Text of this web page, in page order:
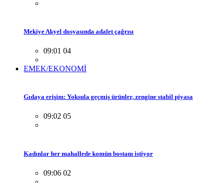
Mekiye Akyel dosyasında adalet çağrısı
09:01 04
EMEK/EKONOMİ
Gıdaya erişim: Yoksula geçmiş ürünler, zengine stabil piyasa
09:02 05
Kadınlar her mahallede komün bostanı istiyor
09:06 02